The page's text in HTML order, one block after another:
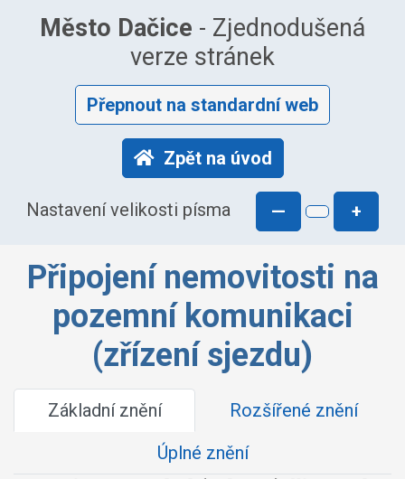
Město Dačice - Zjednodušená
verze stránek
Přepnout na standardní web
Zpět na úvod
Nastavení velikosti písma — +
Připojení nemovitosti na
pozemní komunikaci
(zřízení sjezdu)
Základní znění
Rozšířené znění
Úplné znění